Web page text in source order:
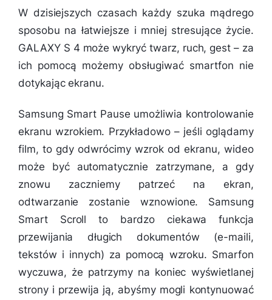
W dzisiejszych czasach każdy szuka mądrego
sposobu na łatwiejsze i mniej stresujące życie.
GALAXY S 4 może wykryć twarz, ruch, gest – za
ich pomocą możemy obsługiwać smartfon nie
dotykając ekranu.
Samsung Smart Pause umożliwia kontrolowanie
ekranu wzrokiem. Przykładowo – jeśli oglądamy
film, to gdy odwrócimy wzrok od ekranu, wideo
może być automatycznie zatrzymane, a gdy
znowu zaczniemy patrzeć na ekran,
odtwarzanie zostanie wznowione. Samsung
Smart Scroll to bardzo ciekawa funkcja
przewijania długich dokumentów (e-maili,
tekstów i innych) za pomocą wzroku. Smarfon
wyczuwa, że patrzymy na koniec wyświetlanej
strony i przewija ją, abyśmy mogli kontynuować